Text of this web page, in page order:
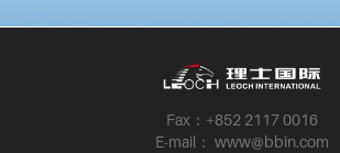
Fax：+852 2117 0016
E-mail： www@bbin.com